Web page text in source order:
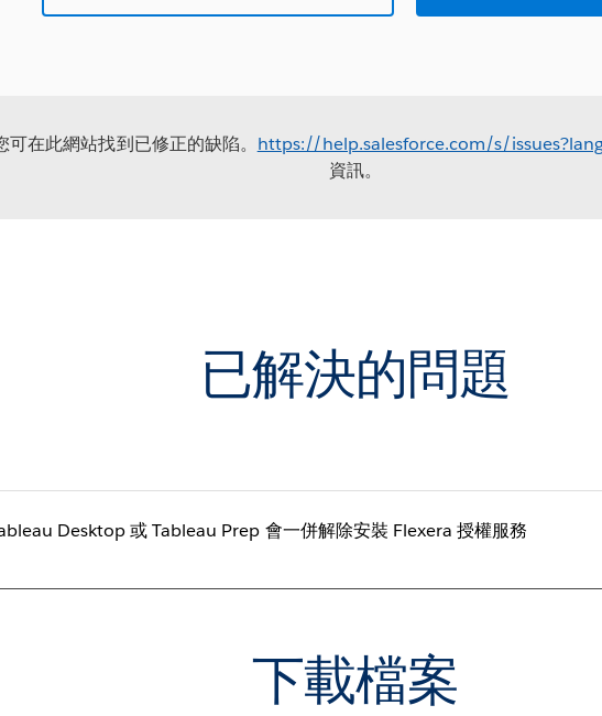
在此網站找到已修正的缺陷。 https://help.salesforce.com/s/
資訊。
已解決的問題
Desktop 或 Tableau Prep 會一併解除安裝 Flexera 授權服務
下載檔案